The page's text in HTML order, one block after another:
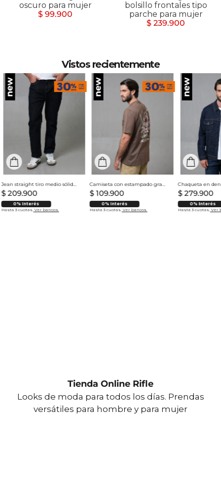
oscuro para mujer
$ 99.900
bolsillo frontales tipo
parche para mujer
$ 239.900
Vistos recientemente
Jean straight tiro medio sólido para hombre
$ 209.900
0% Interés
Hasta 3 cuotas. Ver bancos.
Camiseta con estampado grande en espalda para hombre
$ 109.900
0% Interés
Hasta 3 cuotas. Ver bancos.
$ 279.900
0% Interés
Hasta 3 cuotas. Ver
Tienda Online Rifle
Looks de moda para todos los días. Prendas
versátiles para hombre y para mujer